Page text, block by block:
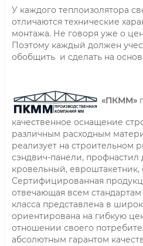
У каждого теплоизолятора
отличаются технические
монтажа. Не говоря уже о
Поэтому каждый должен
обобщить и сделать на
«ПКММ»
качественное оснащение
различным расходным
реализует на строительном
сэндвич-панели, профнастил
кровельный, евроштакетник,
Сертифицированная
отвечающая всем
класса представлена в
ориентирована на гибкую
отношении своего
абсолютным гарантом